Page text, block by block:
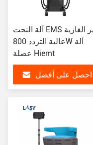
آلة النحت EMS غير الغازية
عالية التردد 800W آلة
عضلة Hiemt
احصل على أفضل